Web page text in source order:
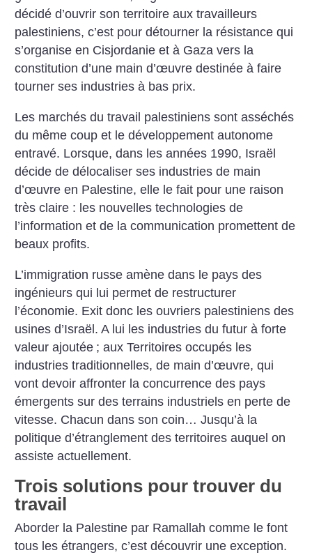
décidé d’ouvrir son territoire aux travailleurs
palestiniens, c’est pour détourner la résistance qui
s’organise en Cisjordanie et à Gaza vers la
constitution d’une main d’œuvre destinée à faire
tourner ses industries à bas prix.
Les marchés du travail palestiniens sont asséchés
du même coup et le développement autonome
entravé. Lorsque, dans les années 1990, Israël
décide de délocaliser ses industries de main
d’œuvre en Palestine, elle le fait pour une raison
très claire : les nouvelles technologies de
l’information et de la communication promettent de
beaux profits.
L’immigration russe amène dans le pays des
ingénieurs qui lui permet de restructurer
l’économie. Exit donc les ouvriers palestiniens des
usines d’Israël. A lui les industries du futur à forte
valeur ajoutée ; aux Territoires occupés les
industries traditionnelles, de main d’œuvre, qui
vont devoir affronter la concurrence des pays
émergents sur des terrains industriels en perte de
vitesse. Chacun dans son coin… Jusqu’à la
politique d’étranglement des territoires auquel on
assiste actuellement.
Trois solutions pour trouver du
travail
Aborder la Palestine par Ramallah comme le font
tous les étrangers, c’est découvrir une exception.